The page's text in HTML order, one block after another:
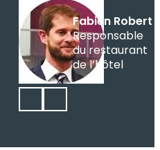
Fabien Robert
Responsable
du restaurant
de l’hôtel